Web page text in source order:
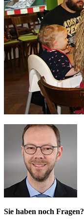
Sie haben noch Fragen?